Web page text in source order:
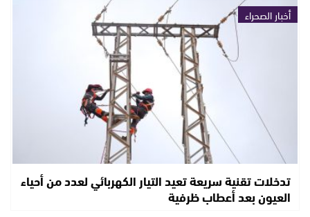
أخبار الصحراء
تدخلات تقنية سريعة تعيد التيار الكهربائي لعدد من أحياء
العيون بعد أعطاب ظرفية